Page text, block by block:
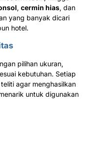
, cermin hias, dan
yang banyak dicari
hotel.
pilihan ukuran,
kebutuhan. Setiap
agar menghasilkan
untuk digunakan